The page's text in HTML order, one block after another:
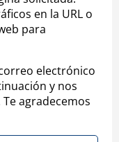
en la URL o
para
electrónico
y nos
agradecemos